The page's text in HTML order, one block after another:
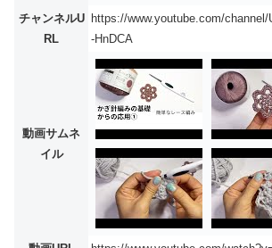
チャンネルU
RL
https://www.youtube.com/
-HnDCA
動画サムネ
イル